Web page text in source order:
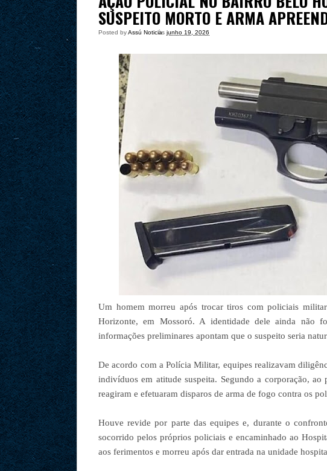
SUSPEITO MORTO E ARMA
Posted byAssú Noticia
às junho 19, 2026
Um homem morreu após trocar tiros com policiais
Horizonte, em Mossoró. A identidade dele ainda não
informações preliminares apontam que o suspeito seria
De acordo com a Polícia Militar, equipes realizavam
indivíduos em atitude suspeita. Segundo a corporação, ao
reagiram e efetuaram disparos de arma de fogo contra os
Houve revide por parte das equipes e, durante o
socorrido pelos próprios policiais e encaminhado ao
aos ferimentos e morreu após dar entrada na unidade